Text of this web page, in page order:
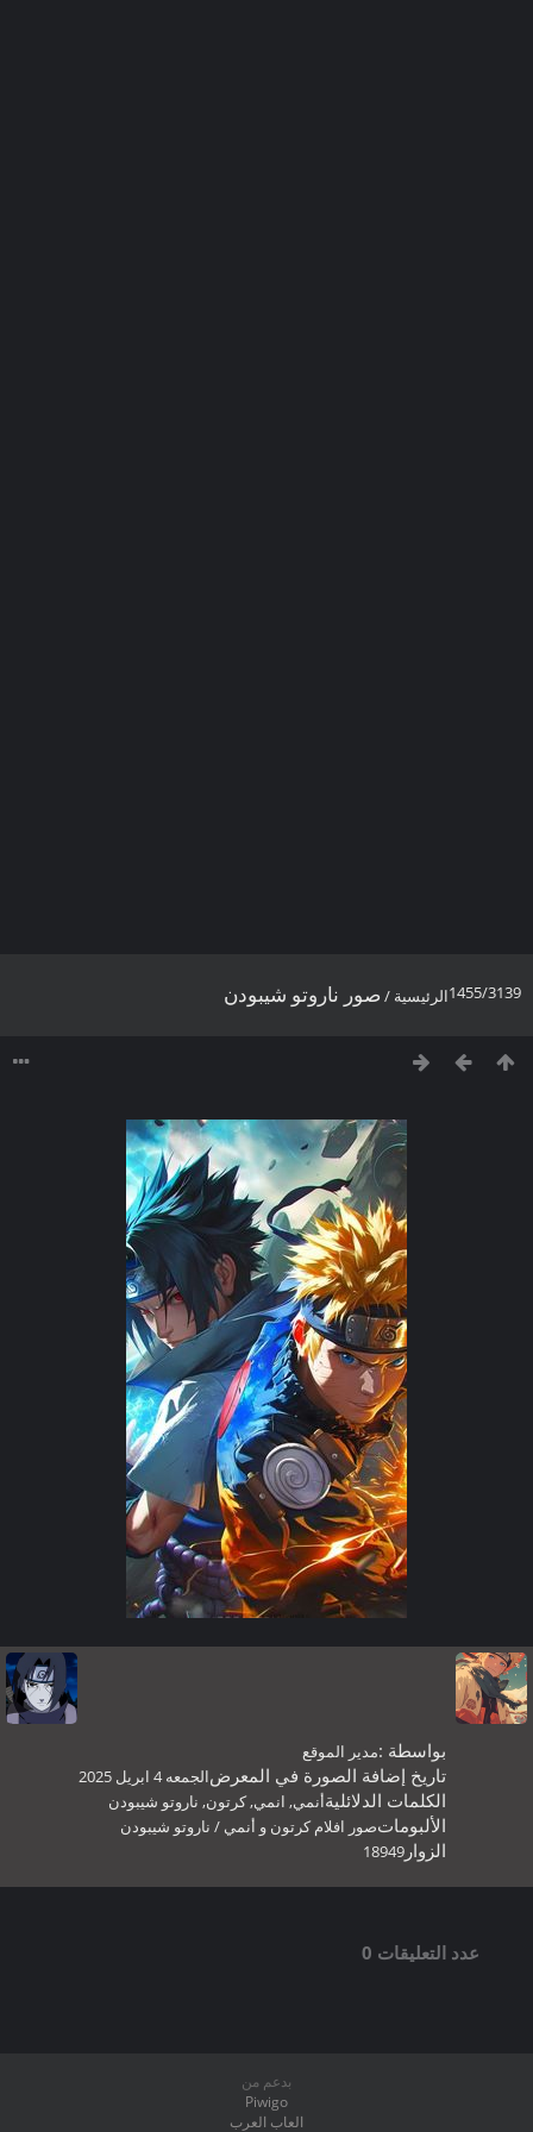
1455/3139الرئيسية /صور ناروتو شيبودن
بواسطة :مدير الموقع
تاريخ إضافة الصورة في المعرضالجمعه 4 ابريل 2025
الكلمات الدلائليةأنمي, انمي,كرتون, ناروتو شيبودن
الألبوماتصور افلام كرتون و أنمي / ناروتو شيبودن
الزوار 18949
عدد التعليقات 0
بدعم من
Piwigo
العاب العرب